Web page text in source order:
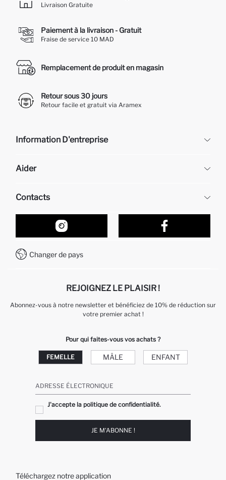
Livraison Gratuite
Paiement à la livraison - Gratuit
Fraise de service 10 MAD
Remplacement de produit en magasin
Retour sous 30 jours
Retour facile et gratuit via Aramex
Information D'entreprise
À propos de nous
Aider
Retour et changement
Suivi de la Commande
Comment acheter sur DeFacto ?
Comment payer sur DeFacto?
Contacts
Nos Magasins
Formulaire de contact
Service Client +212 525 076 633
Changer de pays
REJOIGNEZ LE PLAISIR !
Abonnez-vous à notre newsletter et bénéficiez de 10% de réduction sur
votre premier achat !
Pour qui faites-vous vos achats ?
FEMELLE MÂLE ENFANT
ADRESSE ÉLECTRONIQUE
J'accepte la politique de confidentialité.
JE M'ABONNE !
Téléchargez notre application